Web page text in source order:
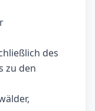
des
zu den